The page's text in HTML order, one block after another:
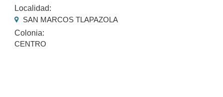
Localidad:
SAN MARCOS TLAPAZOLA
Colonia:
CENTRO